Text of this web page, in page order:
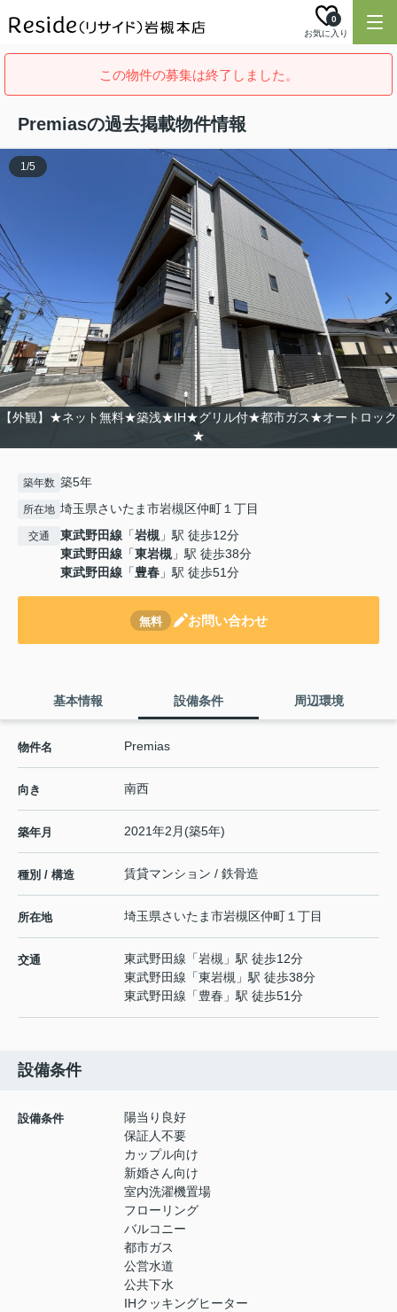
お気に入り
0
この物件の募集は終了しました。
Premiasの過去掲載物件情報
【外観】★ネット無料★築浅★IH★グリル付★都市ガス★オートロック
★
1/5
築年数 築5年
所在地 埼玉県さいたま市岩槻区仲町１丁目
交通 東武野田線 「岩槻 」駅 徒歩12分
東武野田線 「東岩槻 」駅 徒歩38分
東武野田線 「豊春 」駅 徒歩51分
無料 お問い合わせ
基本情報 設備条件 周辺環境
物件名 Premias
向き 南西
築年月 2021年2月(築5年)
種別 / 構造 賃貸マンション / 鉄骨造
所在地 埼玉県さいたま市岩槻区仲町１丁目
交通 東武野田線 「岩槻 」駅 徒歩12分
東武野田線 「東岩槻 」駅 徒歩38分
東武野田線 「豊春 」駅 徒歩51分
設備条件
設備条件
陽当り良好
保証人不要
カップル向け
新婚さん向け
室内洗濯機置場
フローリング
バルコニー
都市ガス
公営水道
公共下水
IHクッキングヒーター